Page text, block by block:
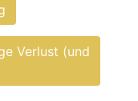
Verlust (und